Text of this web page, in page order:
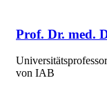
Prof. Dr. med.
von IAB